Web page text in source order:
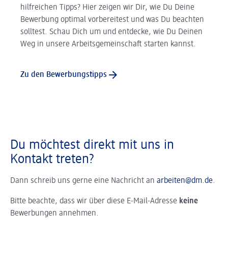
hilfreichen Tipps? Hier zeigen wir Dir, wie Du Deine
Bewerbung optimal vorbereitest und was Du beachten
solltest. Schau Dich um und entdecke, wie Du Deinen
Weg in unsere Arbeitsgemeinschaft starten kannst.
Zu den Bewerbungstipps
Du möchtest direkt mit uns in
Kontakt treten?
Dann schreib uns gerne eine Nachricht an arbeiten@dm.de.
Bitte beachte, dass wir über diese E-Mail-Adresse keine
Bewerbungen annehmen.